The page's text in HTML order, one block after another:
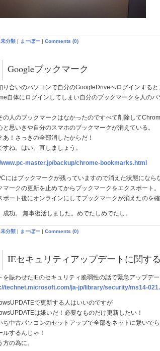
未分類 | まーぼー | Comments (0)
Googleブックマーク
り合いのパソコンで自分のGoogleDriveへログインすると
自体にログインしてしまい自分のブックマークを人のパ
の人のブックマークはなかったのですべて削除して
と思いきや自分のスマホのブックマークが消えている。
あ！さっきの全部消したからだ！
すね。はい。直しましょう。
www.pc-master.jp/backup/chrome-bookmarks.html
にはブックマークが残っていますので消えた状態になら
マークの更新を止めてからブックマークをエクスポート。
ポート後にオンラインにしてブックマークが消えたのを確
成功。 無事復活しました。めでたしめでたし。
未分類 | まーぼー | Comments (0)
IEセキュリティアップデートに関す
を賑わせたIEのセキュリティ脆弱性の話で緊急アップデー
technet.microsoft.com/ja-jp/library/security/ms14-
で更新する人はいいのですが
は嫌いだ！必要なものだけ更新したい！
ち中古パソコンのセットアップで全部をネットに繋いで
ルするんじゃ！
方の為に。